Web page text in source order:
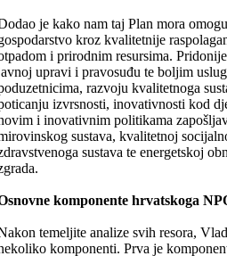
je kako nam taj Plan mora
kroz kvalitetnije
i prirodnim resursima.
upravi i pravosuđu te boljim
razvoju kvalitetnoga
izvrsnosti, inovativnosti kod
i inovativnim politikama
sustava, kvalitetnoj
sustava te energetskoj
komponente hrvatskoga
temeljite analize svih resora,
komponenti. Prva je